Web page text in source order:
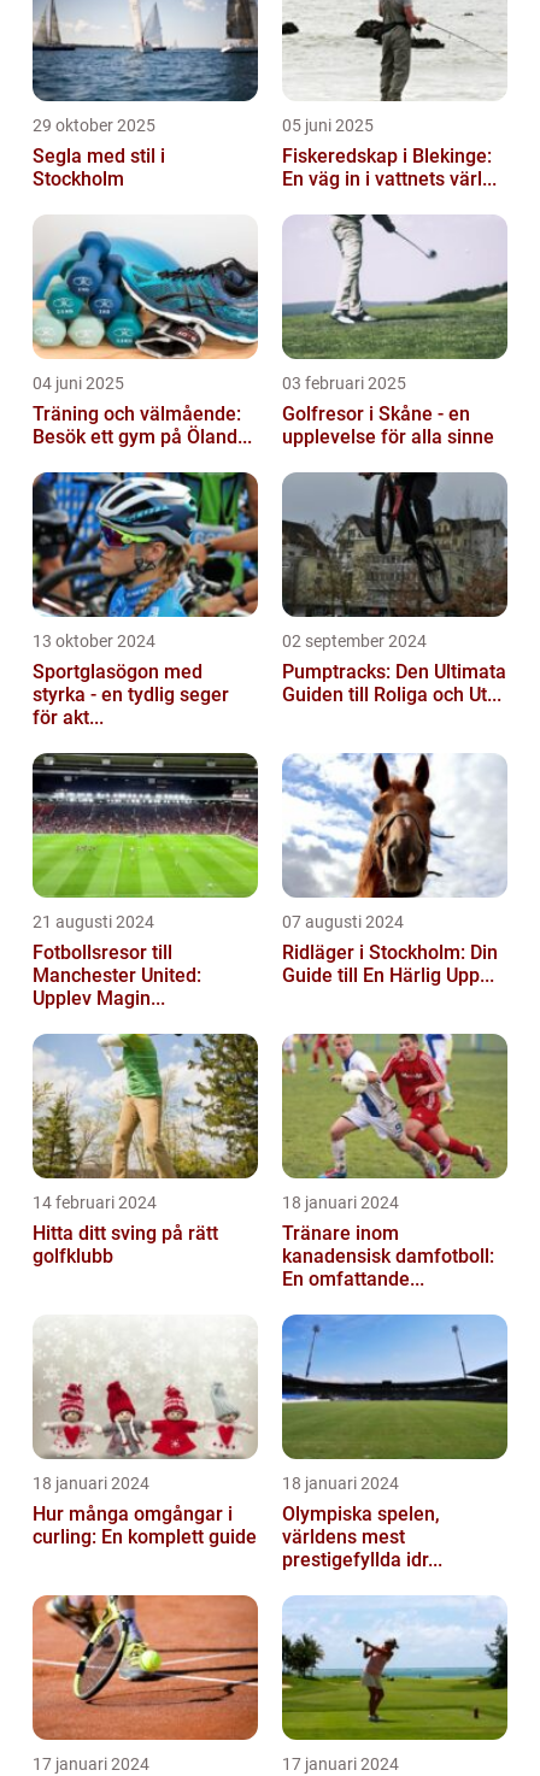
29 oktober 2025
Segla med stil i
Stockholm
05 juni 2025
Fiskeredskap i Blekinge:
En väg in i vattnets värl...
04 juni 2025
Träning och välmående:
Besök ett gym på Öland...
03 februari 2025
Golfresor i Skåne - en
upplevelse för alla sinne
13 oktober 2024
Sportglasögon med
styrka - en tydlig seger
för akt...
02 september 2024
Pumptracks: Den Ultimata
Guiden till Roliga och Ut...
21 augusti 2024
Fotbollsresor till
Manchester United:
Upplev Magin...
07 augusti 2024
Ridläger i Stockholm: Din
Guide till En Härlig Upp...
14 februari 2024
Hitta ditt sving på rätt
golfklubb
18 januari 2024
Tränare inom
kanadensisk damfotboll:
En omfattande...
18 januari 2024
Hur många omgångar i
curling: En komplett guide
18 januari 2024
Olympiska spelen,
världens mest
prestigefyllda idr...
17 januari 2024 17 januari 2024